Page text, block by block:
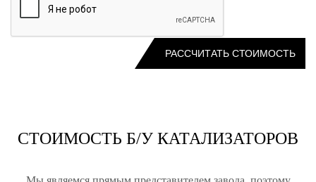
СТОИМОСТЬ Б/У КАТАЛИЗАТОРОВ